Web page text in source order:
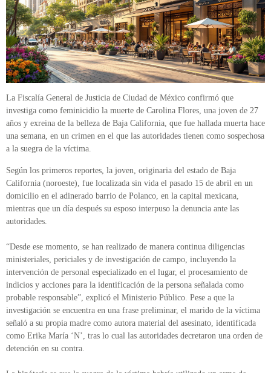
La Fiscalía General de Justicia de Ciudad de México confirmó que
investiga como feminicidio la muerte de Carolina Flores, una joven de 27
años y exreina de la belleza de Baja California, que fue hallada muerta hace
una semana, en un crimen en el que las autoridades tienen como sospechosa
a la suegra de la víctima.
Según los primeros reportes, la joven, originaria del estado de Baja
California (noroeste), fue localizada sin vida el pasado 15 de abril en un
domicilio en el adinerado barrio de Polanco, en la capital mexicana,
mientras que un día después su esposo interpuso la denuncia ante las
autoridades.
“Desde ese momento, se han realizado de manera continua diligencias
ministeriales, periciales y de investigación de campo, incluyendo la
intervención de personal especializado en el lugar, el procesamiento de
indicios y acciones para la identificación de la persona señalada como
probable responsable”, explicó el Ministerio Público. Pese a que la
investigación se encuentra en una frase preliminar, el marido de la víctima
señaló a su propia madre como autora material del asesinato, identificada
como Erika María ‘N’, tras lo cual las autoridades decretaron una orden de
detención en su contra.